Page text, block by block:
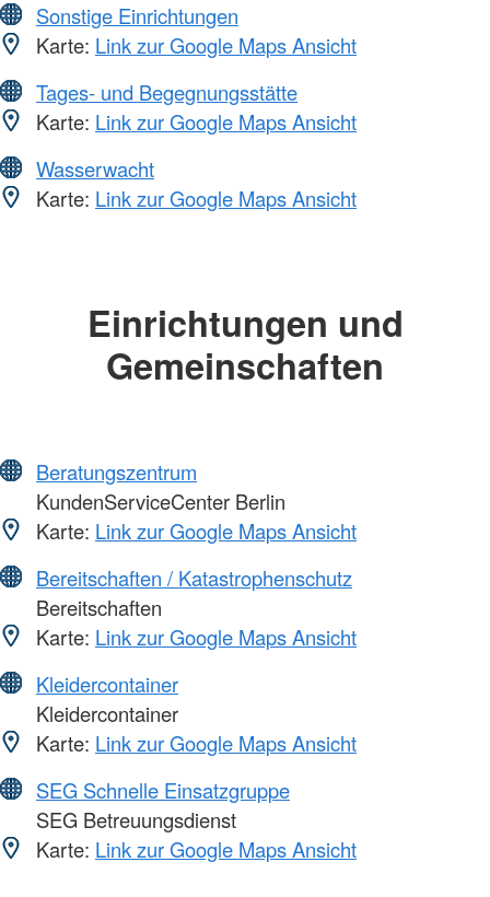
Sonstige Einrichtungen
Karte: Link zur Google Maps Ansicht
Tages- und Begegnungsstätte
Karte: Link zur Google Maps Ansicht
Wasserwacht
Karte: Link zur Google Maps Ansicht
Einrichtungen und
Gemeinschaften
Beratungszentrum
KundenServiceCenter Berlin
Karte: Link zur Google Maps Ansicht
Bereitschaften / Katastrophenschutz
Bereitschaften
Karte: Link zur Google Maps Ansicht
Kleidercontainer
Kleidercontainer
Karte: Link zur Google Maps Ansicht
SEG Schnelle Einsatzgruppe
SEG Betreuungsdienst
Karte: Link zur Google Maps Ansicht